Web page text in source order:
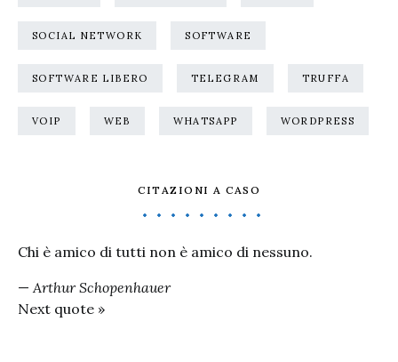
SOCIAL NETWORK SOFTWARE
SOFTWARE LIBERO TELEGRAM TRUFFA
VOIP WEB WHATSAPP WORDPRESS
CITAZIONI A CASO
Chi è amico di tutti non è amico di nessuno.
— Arthur Schopenhauer
Next quote »